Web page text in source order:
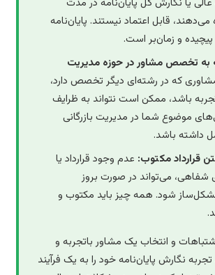
یا نگارش کل پایان‌نامه در مدت
قابل اعتماد نیستند. پایان‌نامه
و زمان‌بر است.
مشاور در حوزه مدیریت
که در رشته‌ای دیگر تخصص دارد،
باشد، ممکن است نتواند به ظرایف
موضوع شما در مدیریت بازرگانی
باشد.
مکتوب:عدم وجود قرارداد یا
می‌تواند در صورت بروز
شود. همه چیز باید مکتوب و
و انتخاب یک مشاور باتجربه و
نگارش پایان‌نامه خود را به یک فرآیند